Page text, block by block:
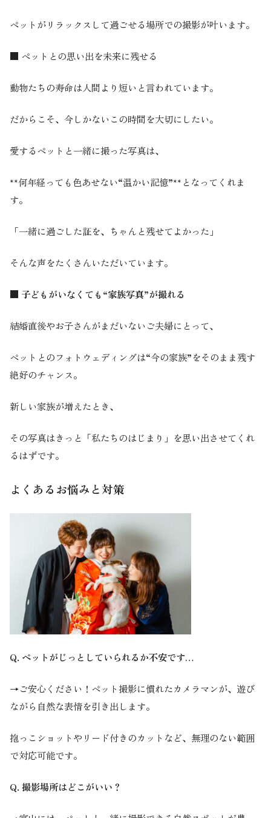
ペットがリラックスして過ごせる場所での撮影が叶います。
■ ペットとの思い出を未来に残せる
動物たちの寿命は人間より短いと言われています。
だからこそ、今しかないこの時間を大切にしたい。
愛するペットと一緒に撮った写真は、
**何年経っても色あせない“温かい記憶”**となってくれま
す。
「一緒に過ごした証を、ちゃんと残せてよかった」
そんな声をたくさんいただいています。
■ 子どもがいなくても“家族写真”が撮れる
結婚直後やお子さんがまだいないご夫婦にとって、
ペットとのフォトウェディングは“今の家族”をそのまま残す
絶好のチャンス。
新しい家族が増えたとき、
その写真はきっと「私たちのはじまり」を思い出させてくれ
るはずです。
よくあるお悩みと対策
Q. ペットがじっとしていられるか不安です…
→ご安心ください！ペット撮影に慣れたカメラマンが、遊び
ながら自然な表情を引き出します。
抱っこショットやリード付きのカットなど、無理のない範囲
で対応可能です。
Q. 撮影場所はどこがいい？